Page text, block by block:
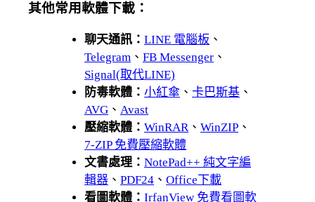
其他常用軟體下載：
聊天通訊： LINE 電腦板 、
Telegram 、 FB Messenger 、
Signal(取代LINE)
防毒軟體： 小紅傘 、 卡巴斯基 、
AVG 、 Avast
壓縮軟體： WinRAR、 WinZIP 、
7-ZIP 免費壓縮軟體
文書處理： NotePad++ 純文字編
輯器 、 PDF24 、 Office下載
看圖軟體： IrfanView 免費看圖軟